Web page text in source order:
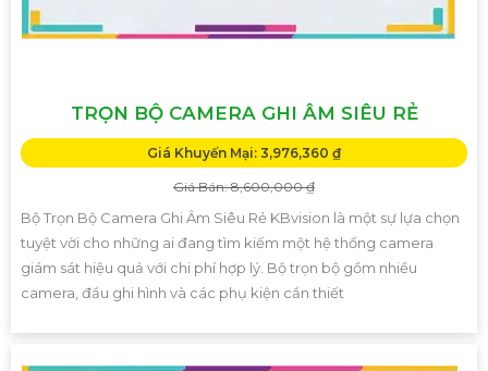
TRỌN BỘ CAMERA GHI ÂM SIÊU RẺ
Giá Khuyến Mại: 3,976,360 ₫
Giá Bán: 8,600,000 ₫
Bộ Trọn Bộ Camera Ghi Âm Siêu Rẻ KBvision là một sự lựa chọn
tuyệt vời cho những ai đang tìm kiếm một hệ thống camera
giám sát hiệu quả với chi phí hợp lý. Bộ trọn bộ gồm nhiều
camera, đầu ghi hình và các phụ kiện cần thiết